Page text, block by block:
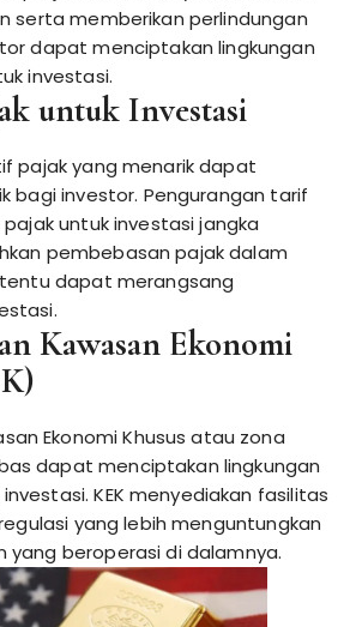
serta memberikan perlindungan
dapat menciptakan lingkungan
investasi.
untuk Investasi
pajak yang menarik dapat
bagi investor. Pengurangan tarif
untuk investasi jangka
pembebasan pajak dalam
dapat merangsang
Kawasan Ekonomi
Ekonomi Khusus atau zona
dapat menciptakan lingkungan
KEK menyediakan fasilitas
yang lebih menguntungkan
yang beroperasi di dalamnya.